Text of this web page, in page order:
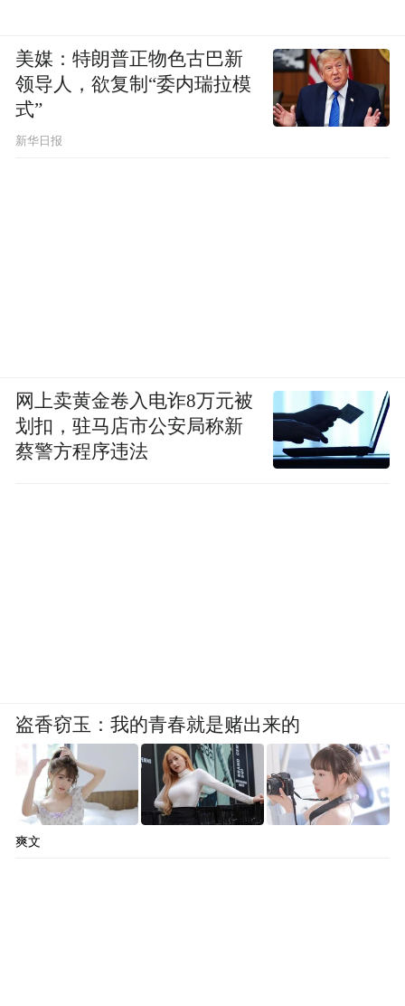
美媒：特朗普正物色古巴新
领导人，欲复制“委内瑞拉模
式”
新华日报
网上卖黄金卷入电诈8万元被
划扣，驻马店市公安局称新
蔡警方程序违法
盗香窃玉：我的青春就是赌出来的
爽文